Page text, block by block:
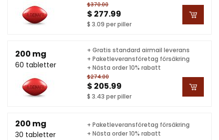
$370.00
$ 277.99
$ 3.09 per piller
200 mg
60 tabletter
$274.00
$ 205.99
$ 3.43 per piller
+ Gratis standard airmail leverans
+ Paketleveransföretag försäkring
+ Nästa order 10% rabatt
200 mg
30 tabletter
+ Paketleveransföretag försäkring
+ Nästa order 10% rabatt